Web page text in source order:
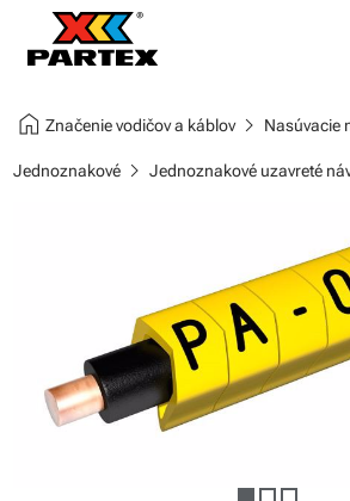
home Značenie vodičov a káblovchevron_right Nasúvacie
Jednoznakovéchevron_right Jednoznakové uzavreté